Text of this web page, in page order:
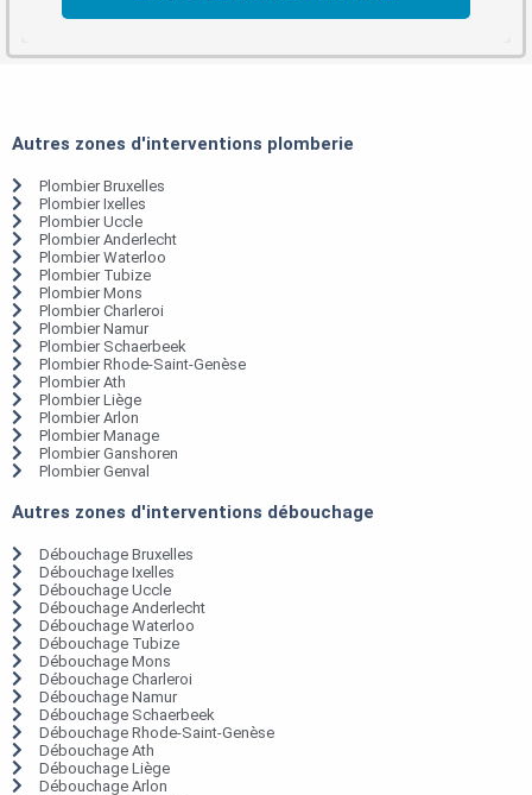
Autres zones d'interventions plomberie
Plombier Bruxelles
Plombier Ixelles
Plombier Uccle
Plombier Anderlecht
Plombier Waterloo
Plombier Tubize
Plombier Mons
Plombier Charleroi
Plombier Namur
Plombier Schaerbeek
Plombier Rhode-Saint-Genèse
Plombier Ath
Plombier Liège
Plombier Arlon
Plombier Manage
Plombier Ganshoren
Plombier Genval
Autres zones d'interventions débouchage
Débouchage Bruxelles
Débouchage Ixelles
Débouchage Uccle
Débouchage Anderlecht
Débouchage Waterloo
Débouchage Tubize
Débouchage Mons
Débouchage Charleroi
Débouchage Namur
Débouchage Schaerbeek
Débouchage Rhode-Saint-Genèse
Débouchage Ath
Débouchage Liège
Débouchage Arlon